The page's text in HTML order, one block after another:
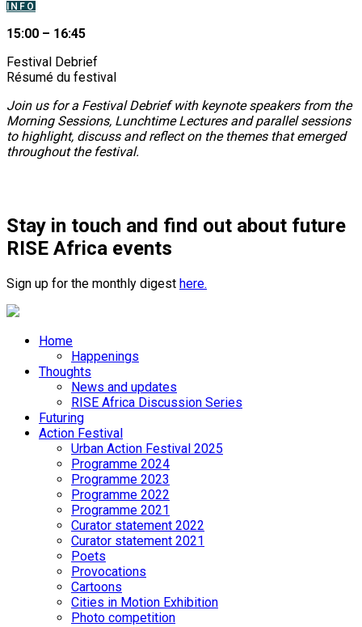
INFO
15:00 – 16:45
Festival Debrief
Résumé du festival
Join us for a Festival Debrief with keynote speakers from the
Morning Sessions, Lunchtime Lectures and parallel sessions
to highlight, discuss and reflect on the themes that emerged
throughout the festival.
Stay in touch and find out about future
RISE Africa events
Sign up for the monthly digest here.
Home
Happenings
Thoughts
News and updates
RISE Africa Discussion Series
Futuring
Action Festival
Urban Action Festival 2025
Programme 2024
Programme 2023
Programme 2022
Programme 2021
Curator statement 2022
Curator statement 2021
Poets
Provocations
Cartoons
Cities in Motion Exhibition
Photo competition